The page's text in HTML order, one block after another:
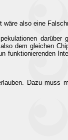
also eine
darüber
dem gleichen
funktionierenden
Dazu muss